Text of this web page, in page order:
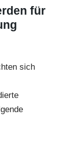
für
sich